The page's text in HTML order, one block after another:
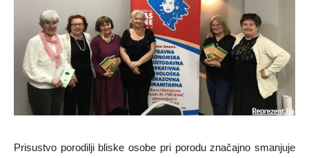
Prisustvo porodilji bliske osobe pri porodu značajno smanjuje